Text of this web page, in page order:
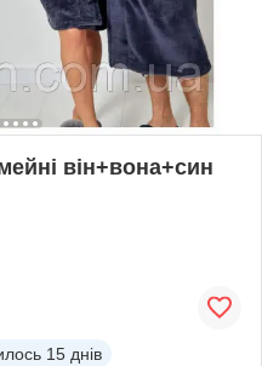
він+вона+син
15 днів